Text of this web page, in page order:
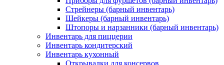
Стрейнеры (барный инвентарь)
Шейкеры (барный инвентарь)
Штопоры и нарзанники (барный инвентарь)
Инвентарь для пиццерии
Инвентарь кондитерский
Инвентарь кухонный
Открывалки для консервов